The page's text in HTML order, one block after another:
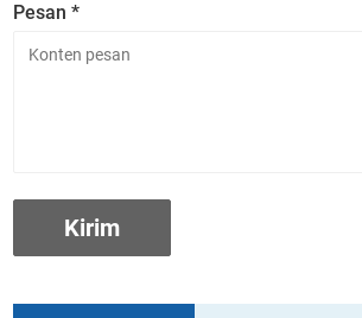
Pesan *